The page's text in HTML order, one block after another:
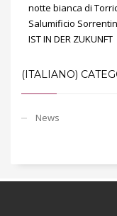
notte bianca di
Salumificio
IST IN DER ZUKUNFT
(ITALIANO)
News